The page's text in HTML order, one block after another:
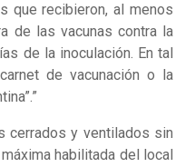
que recibieron, al menos
de las vacunas contra la
de la inoculación. En tal
de vacunación o la
cerrados y ventilados sin
habilitada del local